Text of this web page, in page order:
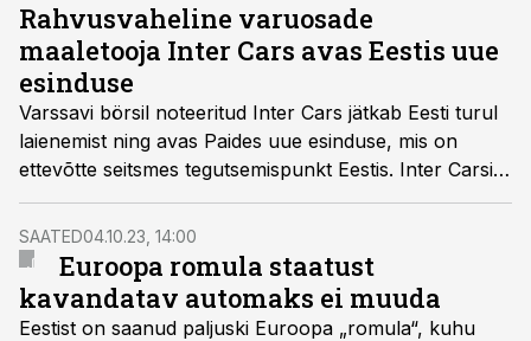
Rahvusvaheline varuosade
maaletooja Inter Cars avas Eestis uue
esinduse
Varssavi börsil noteeritud Inter Cars jätkab Eesti turul
laienemist ning avas Paides uue esinduse, mis on
ettevõtte seitsmes tegutsemispunkt Eestis. Inter Carsi
klientuuriks on sõidukite remondi ja hooldusega
tegelevad ettevõtted, tööstusettevõtted ning
ametikoolid. Pärnu tänav 126 avatud esindusest
hakkab Inter Cars teenindama kogu Kesk-Eestit.
SAATED04.10.23, 14:00
Euroopa romula staatust
kavandatav automaks ei muuda
Eestist on saanud paljuski Euroopa „romula“, kuhu